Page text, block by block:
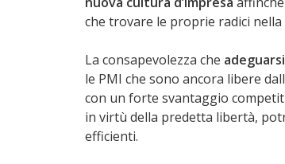
che trovare le proprie radici nella
La consapevolezza che
le PMI che sono ancora libere
con un forte svantaggio
in virtù della predetta libertà,
efficienti.